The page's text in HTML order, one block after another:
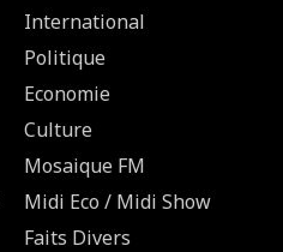
International
Politique
Economie
Culture
Mosaique FM
Midi Eco / Midi Show
Faits Divers